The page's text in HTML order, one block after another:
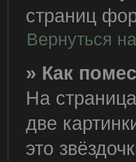
страниц
Вернуться
» Как
На
две
это